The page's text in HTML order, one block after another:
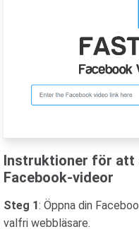
Instruktioner för att
Facebook-videor
Steg 1: Öppna din
valfri webbläsare.